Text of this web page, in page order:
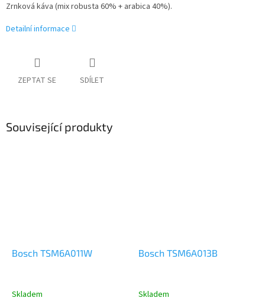
Zrnková káva (mix robusta 60% + arabica 40%).
Detailní informace
ZEPTAT SE SDÍLET
Související produkty
Bosch TSM6A011W
Skladem
Bosch TSM6A013B
Skladem